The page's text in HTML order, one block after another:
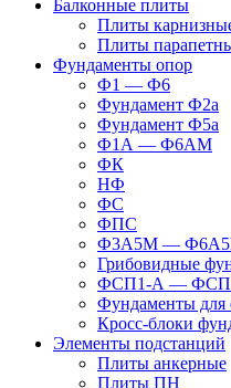
Балконные плиты
Плиты
Плиты
Фундаменты опор
Ф1 — Ф6
Фундамент Ф2а
Фундамент Ф5а
Ф1А — Ф6АМ
ФК
НФ
ФС
ФПС
Ф3А5М —
Грибовидные
ФСП1-А —
Фундаменты
Кросс-блоки
Элементы подстанций
Плиты анкерные
Плиты ПН